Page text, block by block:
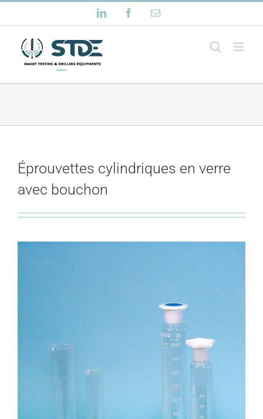
au
contenu
LinkedIn FacebookEmail
Éprouvettes cylindriques en verre
avec bouchon